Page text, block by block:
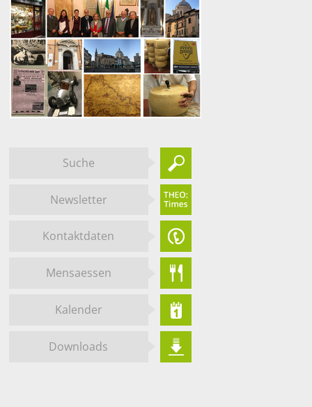
Suche
Newsletter
Kontaktdaten
Mensaessen
Kalender
Downloads